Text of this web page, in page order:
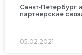
Санкт‑Петербург
партнерские
05.02.2021